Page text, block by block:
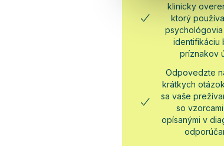
klinicky
ktorý
psychológovia
identifikáciu
príznakov
Odpovedzte
krátkych
sa vaše
so
opísanými v